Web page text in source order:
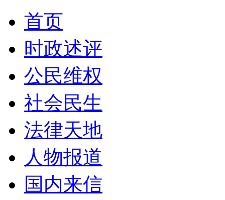
首页
时政述评
公民维权
社会民生
法律天地
人物报道
国内来信